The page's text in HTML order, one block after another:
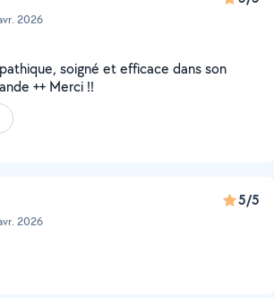
2026
soigné et efficace dans son
++ Merci !!
2026
5/5